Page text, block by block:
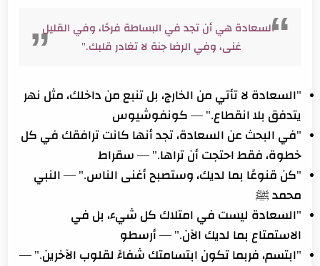
"السعادة هي أن تجد في البساطة فرحًا، وفي القليل
غنى، وفي الرضا جنة لا تغادر قلبك."
"السعادة لا تأتي من الخارج، بل تنبع من داخلك، مثل نهر
يتدفق بلا انقطاع." — كونفوشيوس
"في البحث عن السعادة، تجد أنها كانت ترافقك في كل
خطوة، فقط احتجت أن تراها." — سقراط
"كن قنوعًا بما لديك، وستصبح أغنى الناس." — النبي
محمد ﷺ
"السعادة ليست في امتلاك كل شيء، بل في
الاستمتاع بما لديك الآن." — أرسطو
"ابتسم، فربما تكون ابتسامتك شفاءً لقلوب الآخرين." —